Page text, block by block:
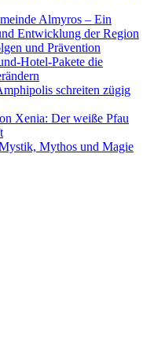
Almyros – Ein
Entwicklung der Region
und Prävention
Hotel-Pakete die
schreiten zügig
Xenia: Der weiße Pfau
Mythos und Magie